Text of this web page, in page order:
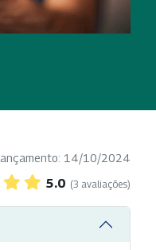
14/10/2024
5.0 (3 avaliações)